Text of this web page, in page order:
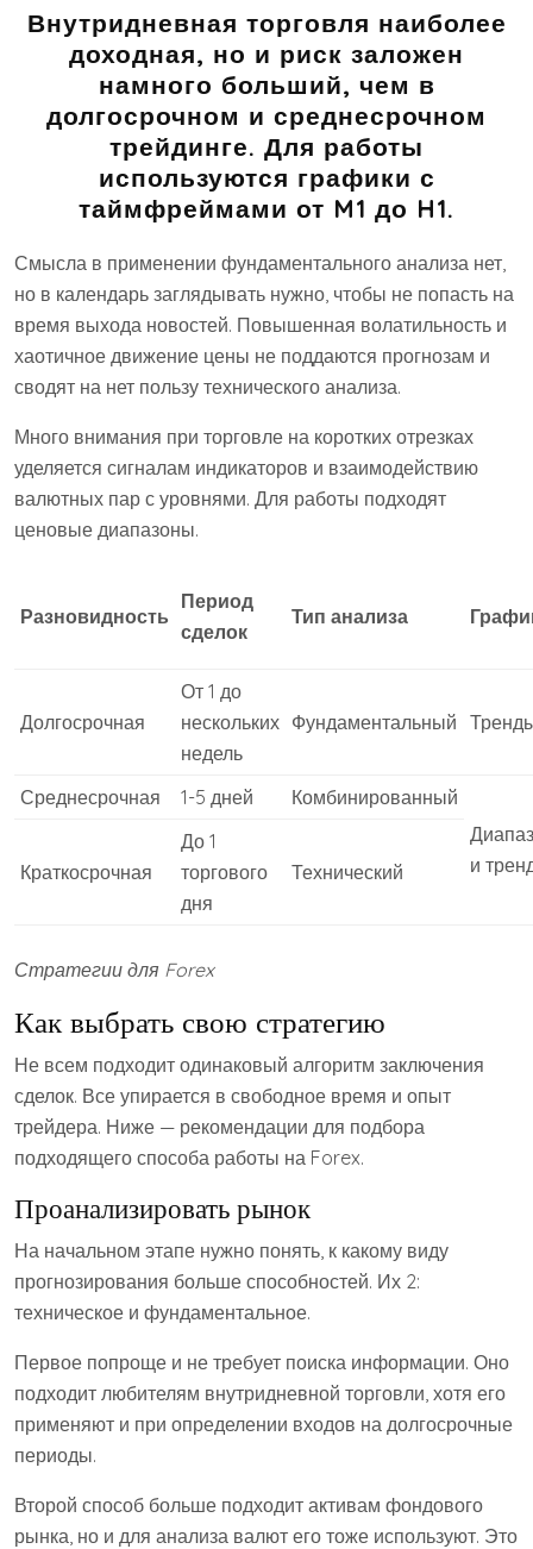
Внутридневная торговля наиболее
доходная, но и риск заложен
намного больший, чем в
долгосрочном и среднесрочном
трейдинге. Для работы
используются графики с
таймфреймами от M1 до H1.
Смысла в применении фундаментального анализа нет,
но в календарь заглядывать нужно, чтобы не попасть на
время выхода новостей. Повышенная волатильность и
хаотичное движение цены не поддаются прогнозам и
сводят на нет пользу технического анализа.
Много внимания при торговле на коротких отрезках
уделяется сигналам индикаторов и взаимодействию
валютных пар с уровнями. Для работы подходят
ценовые диапазоны.
Разновидность
Период
сделок
Тип анализа
Долгосрочная
От 1 до
нескольких
недель
Фундаментальный
Среднесрочная 1-5 дней
Комбинированный
и
Краткосрочная
До 1
торгового
дня
Технический
Стратегии для Forex
Как выбрать свою стратегию
Не всем подходит одинаковый алгоритм заключения
сделок. Все упирается в свободное время и опыт
трейдера. Ниже — рекомендации для подбора
подходящего способа работы на Forex.
Проанализировать рынок
На начальном этапе нужно понять, к какому виду
прогнозирования больше способностей. Их 2:
техническое и фундаментальное.
Первое попроще и не требует поиска информации. Оно
подходит любителям внутридневной торговли, хотя его
применяют и при определении входов на долгосрочные
периоды.
Второй способ больше подходит активам фондового
рынка, но и для анализа валют его тоже используют. Это